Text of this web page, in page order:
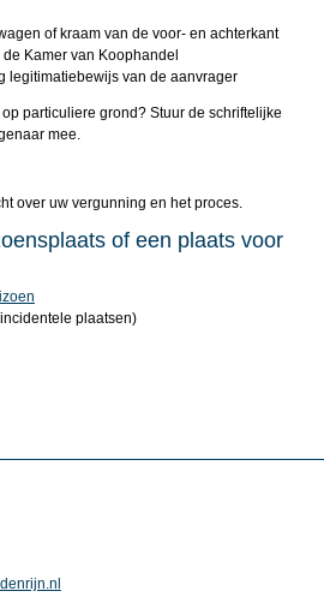
of kraam van de voor- en achterkant
Kamer van Koophandel
legitimatiebewijs van de aanvrager
particuliere grond? Stuur de schriftelijke
mee.
over uw vergunning en het proces.
of een plaats voor
plaatsen)